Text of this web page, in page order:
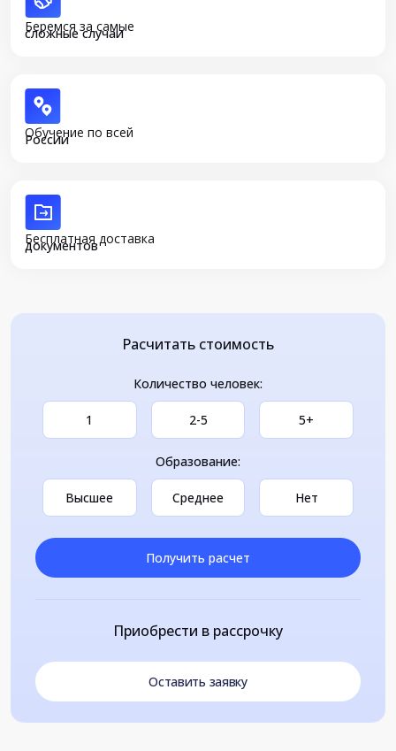
Беремся за самые
сложные случаи
Обучение по всей
России
Бесплатная доставка
документов
Расчитать стоимость
Количество человек:
1 2-5 5+
Образование:
Высшее Среднее Нет
Получить расчет
Приобрести в рассрочку
Оставить заявку